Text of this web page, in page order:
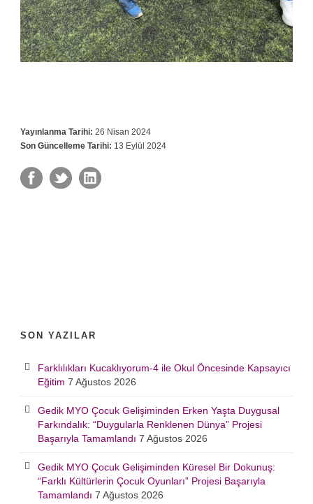
Yayınlanma Tarihi: 26 Nisan 2024
Son Güncelleme Tarihi: 13 Eylül 2024
SON YAZILAR
Farklılıkları Kucaklıyorum-4 ile Okul Öncesinde Kapsayıcı
Eğitim 7 Ağustos 2026
Gedik MYO Çocuk Gelişiminden Erken Yaşta Duygusal
Farkındalık: “Duygularla Renklenen Dünya” Projesi
Başarıyla Tamamlandı 7 Ağustos 2026
Gedik MYO Çocuk Gelişiminden Küresel Bir Dokunuş:
“Farklı Kültürlerin Çocuk Oyunları” Projesi Başarıyla
Tamamlandı 7 Ağustos 2026